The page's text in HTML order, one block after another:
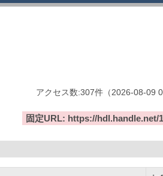
アクセス数:307件 （2026-08-09
固定URL: https://hdl.handle.net/